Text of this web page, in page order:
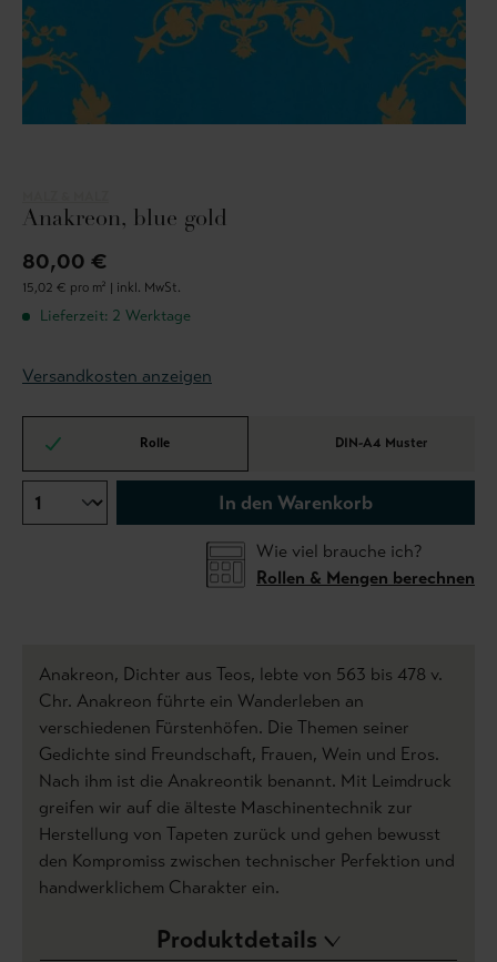
Anakreon, blue gold
80,00 €
15,02 € pro m² | inkl. MwSt.
Lieferzeit: 2 Werktage
Versandkosten anzeigen
Rolle DIN-A4 Muster
In den Warenkorb
Wie viel brauche ich?
Rollen & Mengen berechnen
Anakreon, Dichter aus Teos, lebte von 563 bis 478 v.
Chr. Anakreon führte ein Wanderleben an
verschiedenen Fürstenhöfen. Die Themen seiner
Gedichte sind Freundschaft, Frauen, Wein und Eros.
Nach ihm ist die Anakreontik benannt. Mit Leimdruck
greifen wir auf die älteste Maschinentechnik zur
Herstellung von Tapeten zurück und gehen bewusst
den Kompromiss zwischen technischer Perfektion und
handwerklichem Charakter ein.
Produktdetails